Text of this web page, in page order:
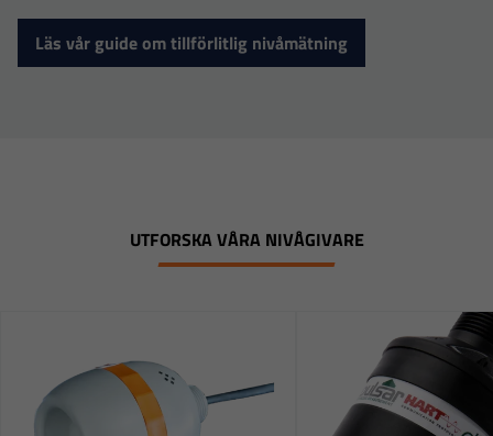
Läs vår guide om tillförlitlig nivåmätning
UTFORSKA VÅRA NIVÅGIVARE
Upplevelse
För att vår
Om du nekar
dessa
att försvinna